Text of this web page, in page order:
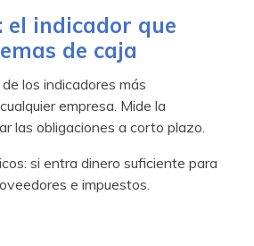
el indicador que
de caja
los indicadores más
empresa. Mide la
las obligaciones a corto plazo.
si entra dinero suficiente para
e impuestos.